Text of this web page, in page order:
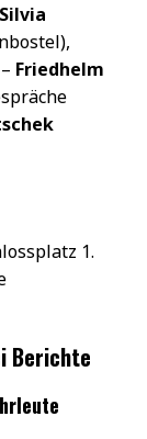
Silvia
Friedhelm
1.
Berichte